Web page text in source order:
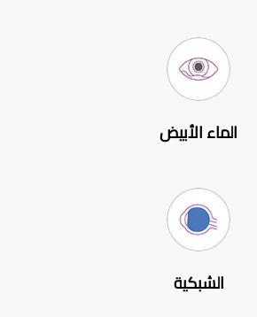
الماء الأبيض
الشبكية